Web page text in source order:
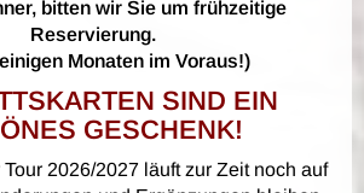
bitten wir Sie um frühzeitige
Reservierung.
Monaten im Voraus!)
SIND EIN
GESCHENK!
2026/2027 läuft zur Zeit noch auf